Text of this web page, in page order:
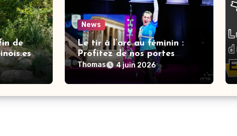
de
News
Le tir à l’arc au féminin :
Profitez de nos portes
ouvertes & vivez une
nouvelle expérience !
Thomas 4 juin 2026